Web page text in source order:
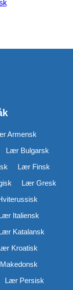
Armensk
Lær Bulgarsk
Lær Finsk
Lær Gresk
Italiensk
Katalansk
Kroatisk
Lær Persisk